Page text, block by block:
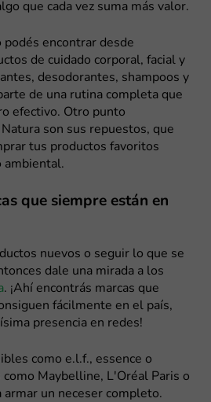
que cada vez suma más valor.
encontrar desde
de cuidado corporal, facial y
desodorantes, shampoos y
de una rutina completa que
efectivo. Otro punto
son sus repuestos, que
tus productos favoritos
ambiental.
que siempre están en
nuevos o seguir lo que se
dale una mirada a los
. ¡Ahí encontrás marcas que
fácilmente en el país,
presencia en redes!
como e.l.f., essence o
como Maybelline, L'Oréal Paris o
armar un neceser completo.